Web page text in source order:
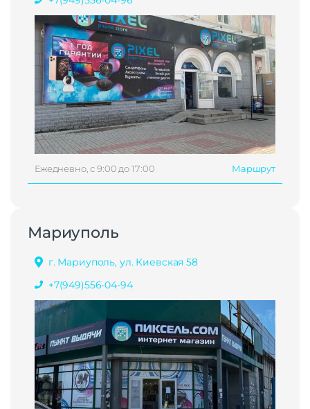
Ежедневно, с 9:00 до 17:00 Маршрут
Мариуполь
г. Мариуполь, ул. Киевская 58
+7(949)556-04-94